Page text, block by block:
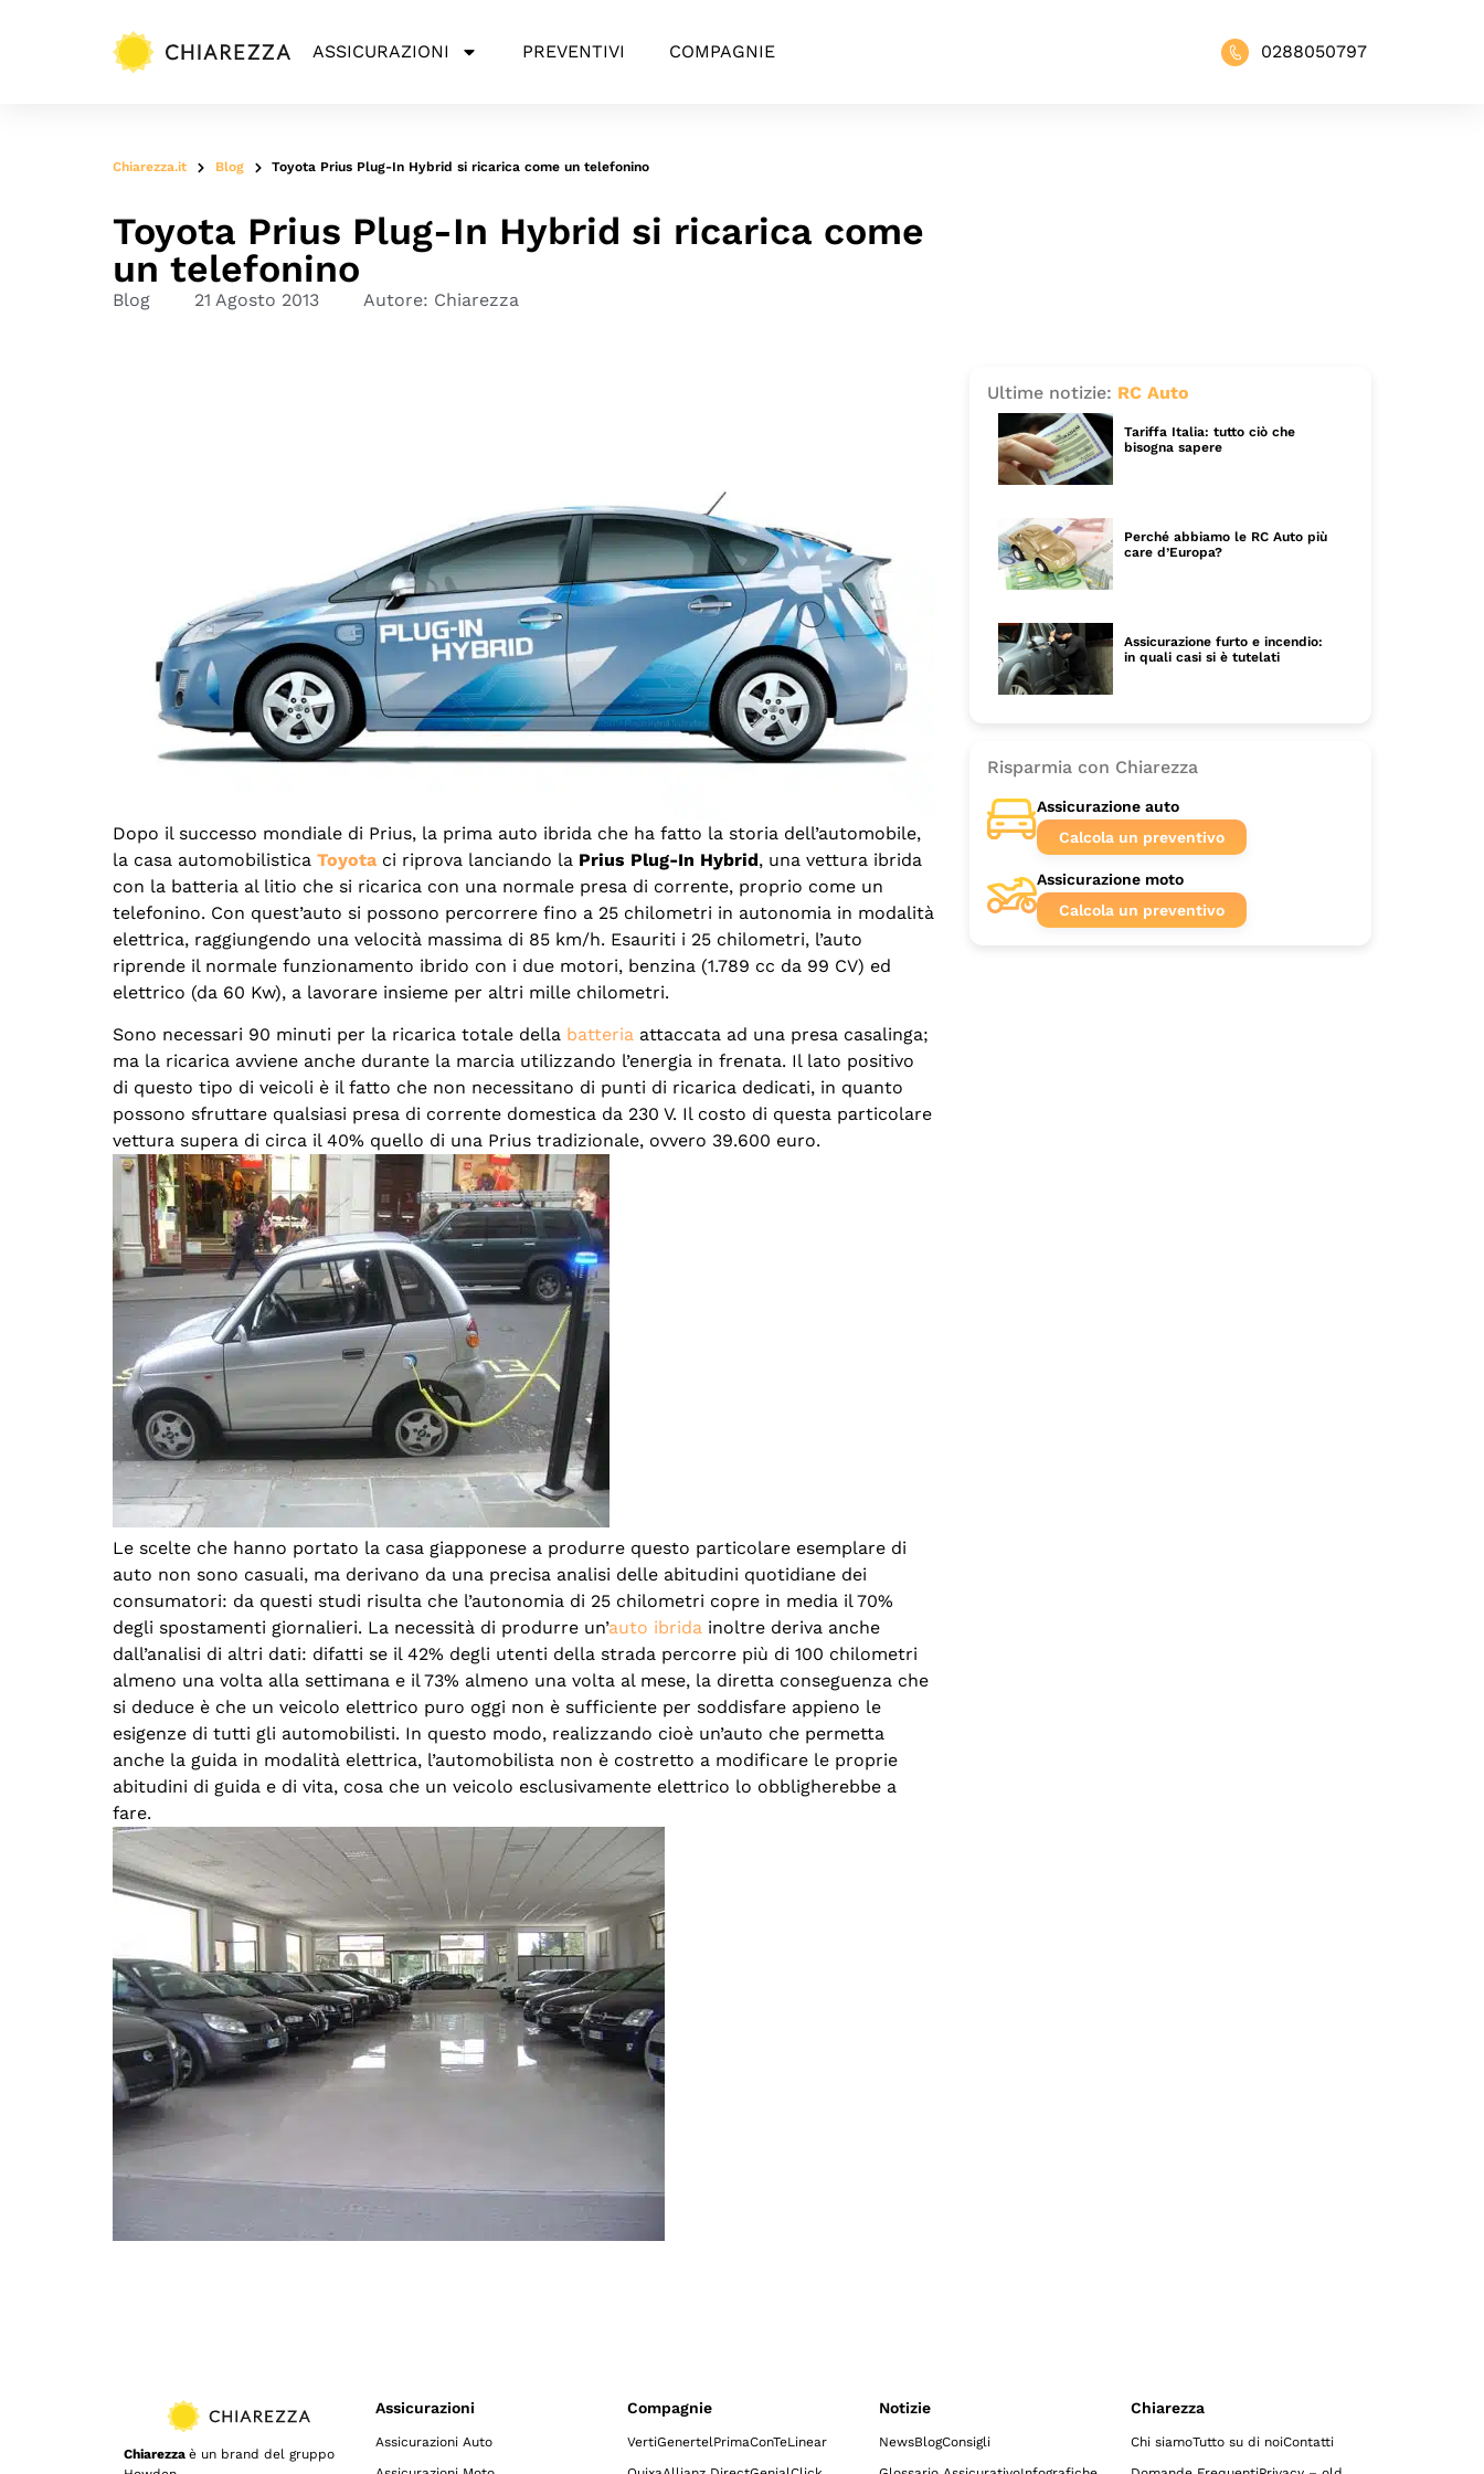
ASSICURAZIONI PREVENTIVI COMPAGNIE 0288050797
Chiarezza.it Blog Toyota Prius Plug-In Hybrid si ricarica come un telefonino
Toyota Prius Plug-In Hybrid si ricarica come
un telefonino
Blog 21 Agosto 2013 Autore: Chiarezza
Dopo il successo mondiale di Prius, la prima auto ibrida che ha fatto la storia dell’automobile,
la casa automobilistica Toyota ci riprova lanciando la Prius Plug-In Hybrid, una vettura ibrida
con la batteria al litio che si ricarica con una normale presa di corrente, proprio come un
telefonino. Con quest’auto si possono percorrere fino a 25 chilometri in autonomia in modalità
elettrica, raggiungendo una velocità massima di 85 km/h. Esauriti i 25 chilometri, l’auto
riprende il normale funzionamento ibrido con i due motori, benzina (1.789 cc da 99 CV) ed
elettrico (da 60 Kw), a lavorare insieme per altri mille chilometri.
Sono necessari 90 minuti per la ricarica totale della batteria attaccata ad una presa casalinga;
ma la ricarica avviene anche durante la marcia utilizzando l’energia in frenata. Il lato positivo
di questo tipo di veicoli è il fatto che non necessitano di punti di ricarica dedicati, in quanto
possono sfruttare qualsiasi presa di corrente domestica da 230 V. Il costo di questa particolare
vettura supera di circa il 40% quello di una Prius tradizionale, ovvero 39.600 euro.
Le scelte che hanno portato la casa giapponese a produrre questo particolare esemplare di
auto non sono casuali, ma derivano da una precisa analisi delle abitudini quotidiane dei
consumatori: da questi studi risulta che l’autonomia di 25 chilometri copre in media il 70%
degli spostamenti giornalieri. La necessità di produrre un’auto ibrida inoltre deriva anche
dall’analisi di altri dati: difatti se il 42% degli utenti della strada percorre più di 100 chilometri
almeno una volta alla settimana e il 73% almeno una volta al mese, la diretta conseguenza che
si deduce è che un veicolo elettrico puro oggi non è sufficiente per soddisfare appieno le
esigenze di tutti gli automobilisti. In questo modo, realizzando cioè un’auto che permetta
anche la guida in modalità elettrica, l’automobilista non è costretto a modificare le proprie
abitudini di guida e di vita, cosa che un veicolo esclusivamente elettrico lo obbligherebbe a
fare.
Ultime notizie: RC Auto
Tariffa Italia: tutto ciò che
bisogna sapere
Perché abbiamo le RC Auto più
care d’Europa?
Assicurazione furto e incendio:
in quali casi si è tutelati
Risparmia con Chiarezza
Assicurazione auto
Calcola un preventivo
Assicurazione moto
Calcola un preventivo
Chiarezza è un brand del gruppo
Assicurazioni
Assicurazioni Auto
Compagnie
VertiGenertel PrimaConTeLinear
Notizie
NewsBlogConsigli
Chiarezza
Chi siamoTutto su di noiContatti